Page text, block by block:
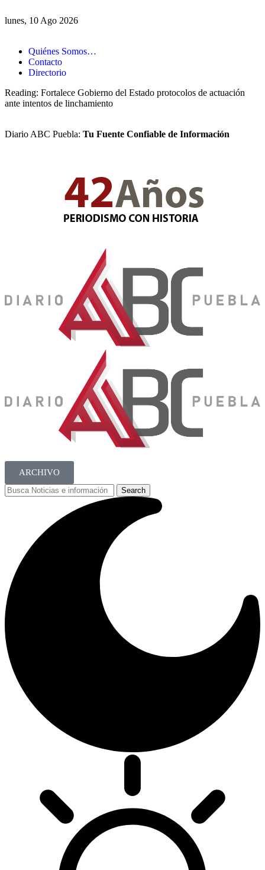
lunes, 10 Ago 2026
Quiénes Somos…
Contacto
Directorio
Reading: Fortalece Gobierno del Estado protocolos de actuación
ante intentos de linchamiento
Diario ABC Puebla: Tu Fuente Confiable de Información
ARCHIVO